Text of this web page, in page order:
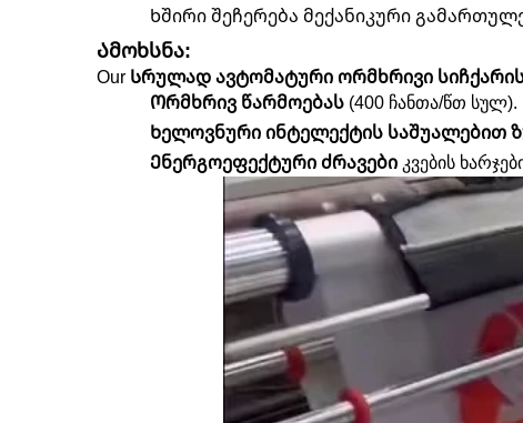
Ხშირი შეჩერება მექანიკური
Ამოხსნა:
Our Სრულად ავტომატური ორმხრივი
Ორმხრივ წარმოებას (400 ჩანთა/წთ სულ).
Ხელოვნური ინტელექტის საშუალებით
Ენერგოეფექტური ძრავები კვების